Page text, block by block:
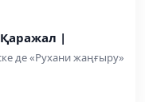
|
де «Рухани жаңғыру»